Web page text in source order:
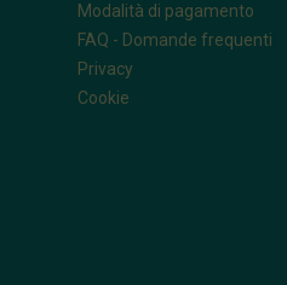
Modalità di pagamento
FAQ - Domande frequenti
Privacy
Cookie